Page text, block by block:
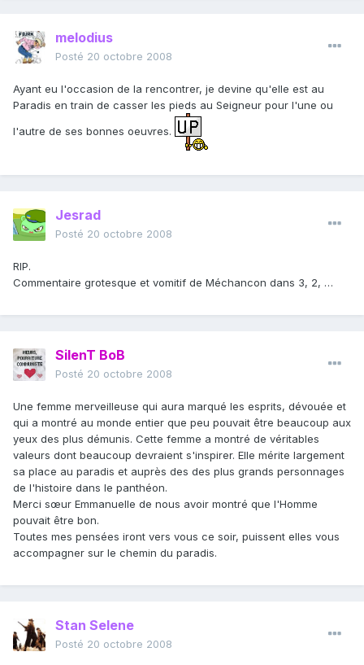
melodius
Posté 20 octobre 2008
Ayant eu l'occasion de la rencontrer, je devine qu'elle est au
Paradis en train de casser les pieds au Seigneur pour l'une ou
l'autre de ses bonnes oeuvres.
Jesrad
Posté 20 octobre 2008
RIP.
Commentaire grotesque et vomitif de Méchancon dans 3, 2, …
SilenT BoB
Posté 20 octobre 2008
Une femme merveilleuse qui aura marqué les esprits, dévouée et
qui a montré au monde entier que peu pouvait être beaucoup aux
yeux des plus démunis. Cette femme a montré de véritables
valeurs dont beaucoup devraient s'inspirer. Elle mérite largement
sa place au paradis et auprès des des plus grands personnages
de l'histoire dans le panthéon.
Merci sœur Emmanuelle de nous avoir montré que l'Homme
pouvait être bon.
Toutes mes pensées iront vers vous ce soir, puissent elles vous
accompagner sur le chemin du paradis.
Stan Selene
Posté 20 octobre 2008